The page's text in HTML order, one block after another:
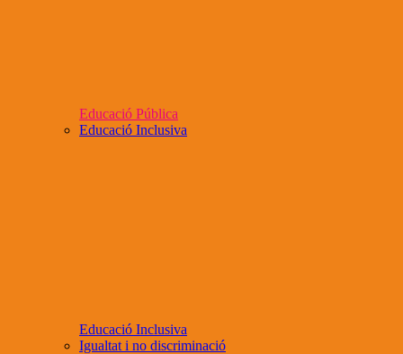
Educació Pública
Educació Inclusiva
Educació Inclusiva
Igualtat i no discriminació